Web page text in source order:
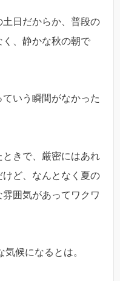
日だからか、普段の
、静かな秋の朝で
いう瞬間がなかった
きで、厳密にはあれ
ど、なんとなく夏の
囲気があってワクワ
候になるとは。